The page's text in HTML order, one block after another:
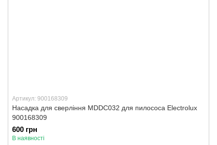
Артикул: 900168309
Насадка для сверління MDDC032 для пилососа Electrolux
900168309
600 грн
В наявності